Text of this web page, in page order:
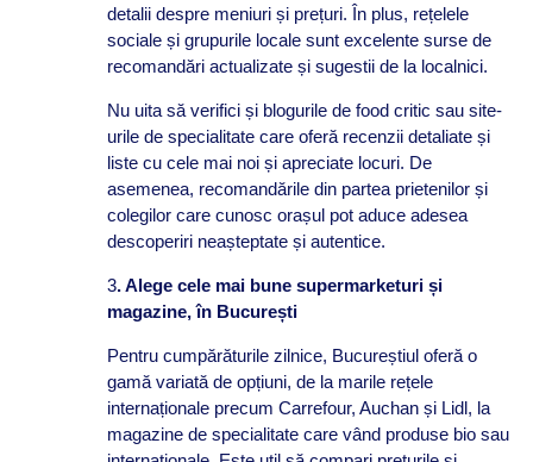
detalii despre meniuri și prețuri. În plus, rețelele
sociale și grupurile locale sunt excelente surse de
recomandări actualizate și sugestii de la localnici.
Nu uita să verifici și blogurile de food critic sau site-
urile de specialitate care oferă recenzii detaliate și
liste cu cele mai noi și apreciate locuri. De
asemenea, recomandările din partea prietenilor și
colegilor care cunosc orașul pot aduce adesea
descoperiri neașteptate și autentice.
3. Alege cele mai bune supermarketuri și
magazine, în București
Pentru cumpărăturile zilnice, Bucureștiul oferă o
gamă variată de opțiuni, de la marile rețele
internaționale precum Carrefour, Auchan și Lidl, la
magazine de specialitate care vând produse bio sau